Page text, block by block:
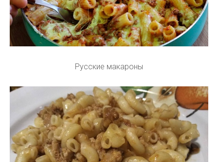
Русские макароны